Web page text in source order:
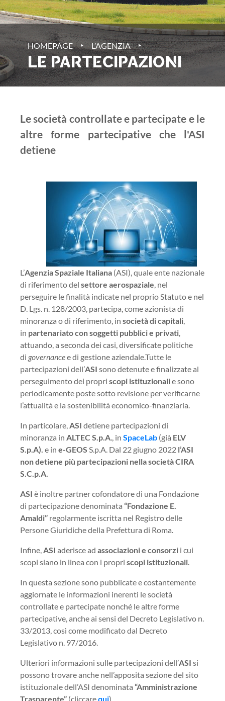
HOMEPAGE ‣ L’AGENZIA ‣
LE PARTECIPAZIONI
Le società controllate e partecipate e le
altre forme partecipative che l'ASI
detiene
L’Agenzia Spaziale Italiana (ASI), quale ente nazionale
di riferimento del settore aerospaziale, nel
perseguire le finalità indicate nel proprio Statuto e nel
D. Lgs. n. 128/2003, partecipa, come azionista di
minoranza o di riferimento, in società di capitali,
in partenariato con soggetti pubblici e privati,
attuando, a seconda dei casi, diversificate politiche
di governancee di gestione aziendale.Tutte le
partecipazioni dell’ASI sono detenute e finalizzate al
perseguimento dei propri scopi istituzionalie sono
periodicamente poste sotto revisione per verificarne
l’attualità e la sostenibilità economico-finanziaria.
In particolare,ASI detiene partecipazioni di
minoranza in ALTEC S.p.A., in SpaceLab (già ELV
S.p.A). e in e-GEOS S.p.A. Dal 22 giugno 2022 l’ASI
non detiene più partecipazioni nella societàCIRA
S.C.p.A.
ASI è inoltre partner cofondatore di una Fondazione
di partecipazione denominata “Fondazione E.
Amaldi” regolarmente iscritta nel Registro delle
Persone Giuridiche della Prefettura di Roma.
Infine,ASI aderisce ad associazioni e consorzi i cui
scopi siano in linea con i propri scopi istituzionali.
In questa sezione sono pubblicate e costantemente
aggiornate le informazioni inerenti le società
controllate e partecipate nonché le altre forme
partecipative, anche ai sensi del Decreto Legislativo n.
33/2013, così come modificato dal Decreto
Legislativo n. 97/2016.
Ulteriori informazioni sulle partecipazioni dell’ASI si
possono trovare anche nell’apposita sezione del sito
istituzionale dell’ASI denominata “Amministrazione
Trasparente” (cliccarequi).